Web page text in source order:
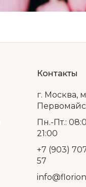
Контакты
г. Москва,
Пн.-Пт.:
21:00
+7 (903)
57